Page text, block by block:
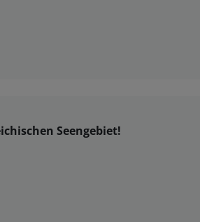
Seengebiet!